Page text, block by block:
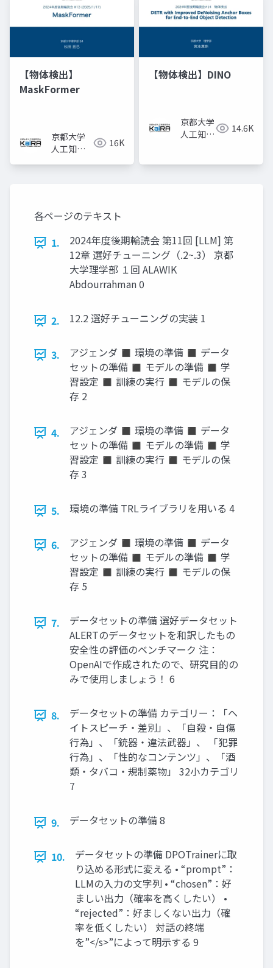
【物体検出】
MaskFormer
京都大学
人工知能
16K
【物体検出】DINO
京都大学
人工知能
14.6K
各ページのテキスト
1.
2024年度後期輪読会 第11回 [LLM] 第
12章 選好チューニング（.2~.3） 京都
大学理学部 １回 ALAWIK
Abdourrahman 0
2. 12.2 選好チューニングの実装 1
3.
アジェンダ ◼ 環境の準備 ◼ データ
セットの準備 ◼ モデルの準備 ◼ 学
習設定 ◼ 訓練の実行 ◼ モデルの保
存 2
4.
アジェンダ ◼ 環境の準備 ◼ データ
セットの準備 ◼ モデルの準備 ◼ 学
習設定 ◼ 訓練の実行 ◼ モデルの保
存 3
5. 環境の準備 TRLライブラリを用いる 4
6.
アジェンダ ◼ 環境の準備 ◼ データ
セットの準備 ◼ モデルの準備 ◼ 学
習設定 ◼ 訓練の実行 ◼ モデルの保
存 5
7.
データセットの準備 選好データセット
ALERTのデータセットを和訳したもの
安全性の評価のベンチマーク 注：
OpenAIで作成されたので、研究目的の
みで使用しましょう！ 6
8.
データセットの準備 カテゴリー：「ヘ
イトスピーチ・差別」、「自殺・自傷
行為」、「銃器・違法武器」、 「犯罪
行為」、「性的なコンテンツ」、「酒
類・タバコ・規制薬物」 32小カテゴリ
7
9. データセットの準備 8
10.
データセットの準備 DPOTrainerに取
り込める形式に変える • “prompt”：
LLMの入力の文字列 • “chosen”：好
ましい出力（確率を高くしたい） •
“rejected”：好ましくない出力（確
率を低くしたい） 対話の終端
を”</s>”によって明示する 9